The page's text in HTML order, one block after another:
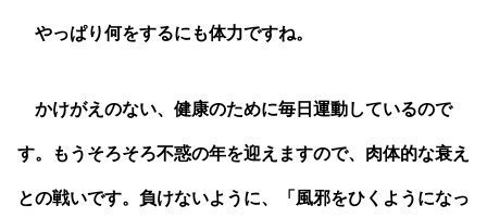
やっぱり何をするにも体力ですね。
かけがえのない、健康のために毎日運動しているので
す。もうそろそろ不惑の年を迎えますので、肉体的な衰え
との戦いです。負けないように、「風邪をひくようになっ